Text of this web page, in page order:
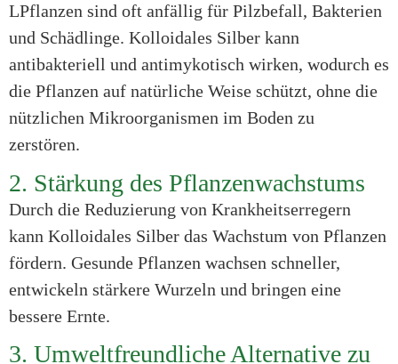
LPflanzen sind oft anfällig für Pilzbefall, Bakterien
und Schädlinge. Kolloidales Silber kann
antibakteriell und antimykotisch wirken, wodurch es
die Pflanzen auf natürliche Weise schützt, ohne die
nützlichen Mikroorganismen im Boden zu
zerstören.
2. Stärkung des Pflanzenwachstums
Durch die Reduzierung von Krankheitserregern
kann Kolloidales Silber das Wachstum von Pflanzen
fördern. Gesunde Pflanzen wachsen schneller,
entwickeln stärkere Wurzeln und bringen eine
bessere Ernte.
3. Umweltfreundliche Alternative zu